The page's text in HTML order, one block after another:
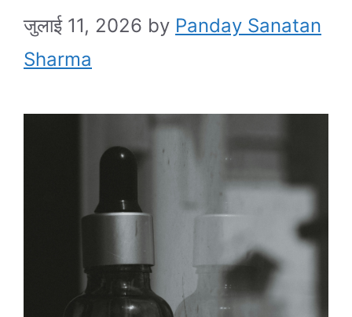
जुलाई 11, 2026 by Panday Sanatan
Sharma